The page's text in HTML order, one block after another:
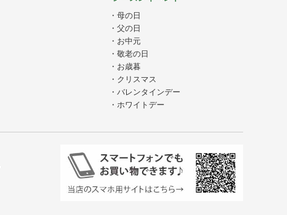
・母の日
・父の日
・お中元
・敬老の日
・お歳暮
・クリスマス
・バレンタインデー
・ホワイトデー